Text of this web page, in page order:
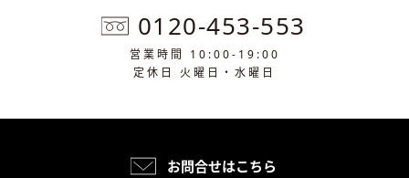
0120-453-553
営業時間 10:00-19:00
定休日 火曜日・水曜日
お問合せはこちら